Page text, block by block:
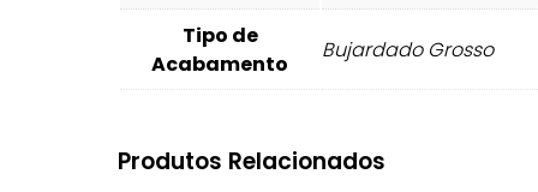
Tipo de
Acabamento
Bujardado Grosso
Produtos Relacionados